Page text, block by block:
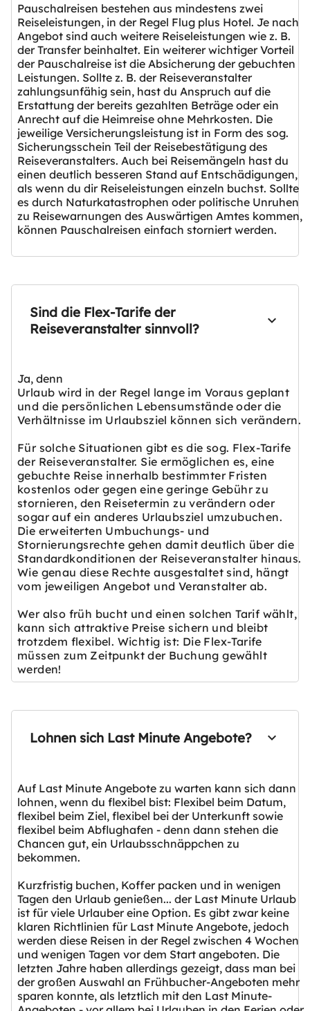
Pauschalreisen bestehen aus mindestens zwei
Reiseleistungen, in der Regel Flug plus Hotel. Je nach
Angebot sind auch weitere Reiseleistungen wie z. B.
der Transfer beinhaltet. Ein weiterer wichtiger Vorteil
der Pauschalreise ist die Absicherung der gebuchten
Leistungen. Sollte z. B. der Reiseveranstalter
zahlungsunfähig sein, hast du Anspruch auf die
Erstattung der bereits gezahlten Beträge oder ein
Anrecht auf die Heimreise ohne Mehrkosten. Die
jeweilige Versicherungsleistung ist in Form des sog.
Sicherungsschein Teil der Reisebestätigung des
Reiseveranstalters. Auch bei Reisemängeln hast du
einen deutlich besseren Stand auf Entschädigungen,
als wenn du dir Reiseleistungen einzeln buchst. Sollte
es durch Naturkatastrophen oder politische Unruhen
zu Reisewarnungen des Auswärtigen Amtes kommen,
können Pauschalreisen einfach storniert werden.
Sind die Flex-Tarife der
Reiseveranstalter sinnvoll?
Ja, denn
Urlaub wird in der Regel lange im Voraus geplant
und die persönlichen Lebensumstände oder die
Verhältnisse im Urlaubsziel können sich verändern.
Für solche Situationen gibt es die sog. Flex-Tarife
der Reiseveranstalter. Sie ermöglichen es, eine
gebuchte Reise innerhalb bestimmter Fristen
kostenlos oder gegen eine geringe Gebühr zu
stornieren, den Reisetermin zu verändern oder
sogar auf ein anderes Urlaubsziel umzubuchen.
Die erweiterten Umbuchungs- und
Stornierungsrechte gehen damit deutlich über die
Standardkonditionen der Reiseveranstalter hinaus.
Wie genau diese Rechte ausgestaltet sind, hängt
vom jeweiligen Angebot und Veranstalter ab.
Wer also früh bucht und einen solchen Tarif wählt,
kann sich attraktive Preise sichern und bleibt
trotzdem flexibel. Wichtig ist: Die Flex-Tarife
müssen zum Zeitpunkt der Buchung gewählt
werden!
Lohnen sich Last Minute Angebote?
Auf Last Minute Angebote zu warten kann sich dann
lohnen, wenn du flexibel bist: Flexibel beim Datum,
flexibel beim Ziel, flexibel bei der Unterkunft sowie
flexibel beim Abflughafen - denn dann stehen die
Chancen gut, ein Urlaubsschnäppchen zu
bekommen.
Kurzfristig buchen, Koffer packen und in wenigen
Tagen den Urlaub genießen... der Last Minute Urlaub
ist für viele Urlauber eine Option. Es gibt zwar keine
klaren Richtlinien für Last Minute Angebote, jedoch
werden diese Reisen in der Regel zwischen 4 Wochen
und wenigen Tagen vor dem Start angeboten. Die
letzten Jahre haben allerdings gezeigt, dass man bei
der großen Auswahl an Frühbucher-Angeboten mehr
sparen konnte, als letztlich mit den Last Minute-